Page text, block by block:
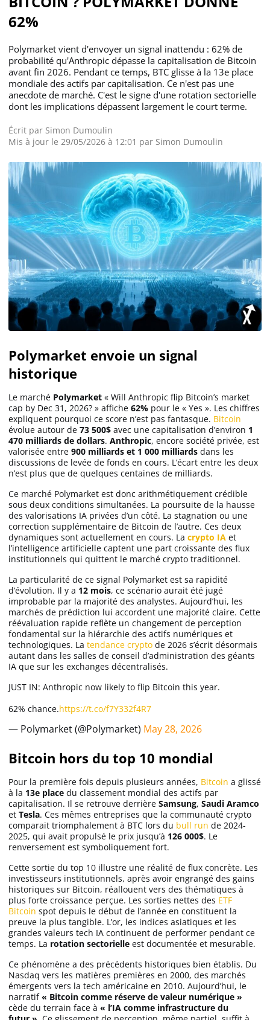
62%
Polymarket vient d'envoyer un signal inattendu : 62% de
probabilité qu'Anthropic dépasse la capitalisation de Bitcoin
avant fin 2026. Pendant ce temps, BTC glisse à la 13e place
mondiale des actifs par capitalisation. Ce n'est pas une
anecdote de marché. C'est le signe d'une rotation sectorielle
dont les implications dépassent largement le court terme.
Écrit par Simon Dumoulin
Mis à jour le 29/05/2026 à 12:01 par Simon Dumoulin
Polymarket envoie un signal
historique
Le marché Polymarket « Will Anthropic flip Bitcoin’s market
cap by Dec 31, 2026? » affiche 62% pour le « Yes ». Les chiffres
expliquent pourquoi ce score n’est pas fantasque. Bitcoin
évolue autour de 73 500$ avec une capitalisation d’environ 1
470 milliards de dollars. Anthropic, encore société privée, est
valorisée entre 900 milliards et 1 000 milliards dans les
discussions de levée de fonds en cours. L’écart entre les deux
n’est plus que de quelques centaines de milliards.
Ce marché Polymarket est donc arithmétiquement crédible
sous deux conditions simultanées. La poursuite de la hausse
des valorisations IA privées d’un côté. La stagnation ou une
correction supplémentaire de Bitcoin de l’autre. Ces deux
dynamiques sont actuellement en cours. La crypto IA et
l’intelligence artificielle captent une part croissante des flux
institutionnels qui quittent le marché crypto traditionnel.
La particularité de ce signal Polymarket est sa rapidité
d’évolution. Il y a 12 mois, ce scénario aurait été jugé
improbable par la majorité des analystes. Aujourd’hui, les
marchés de prédiction lui accordent une majorité claire. Cette
réévaluation rapide reflète un changement de perception
fondamental sur la hiérarchie des actifs numériques et
technologiques. La tendance crypto de 2026 s’écrit désormais
autant dans les salles de conseil d’administration des géants
IA que sur les exchanges décentralisés.
JUST IN: Anthropic now likely to flip Bitcoin this year.
62% chance.https://t.co/f7Y332f4R7
— Polymarket (@Polymarket) May 28, 2026
Bitcoin hors du top 10 mondial
Pour la première fois depuis plusieurs années, Bitcoin a glissé
à la 13e place du classement mondial des actifs par
capitalisation. Il se retrouve derrière Samsung, Saudi Aramco
et Tesla. Ces mêmes entreprises que la communauté crypto
comparait triomphalement à BTC lors du bull run de 2024-
2025, qui avait propulsé le prix jusqu’à 126 000$. Le
renversement est symboliquement fort.
Cette sortie du top 10 illustre une réalité de flux concrète. Les
investisseurs institutionnels, après avoir engrangé des gains
historiques sur Bitcoin, réallouent vers des thématiques à
plus forte croissance perçue. Les sorties nettes des ETF
Bitcoin spot depuis le début de l’année en constituent la
preuve la plus tangible. L’or, les indices asiatiques et les
grandes valeurs tech IA continuent de performer pendant ce
temps. La rotation sectorielle est documentée et mesurable.
Ce phénomène a des précédents historiques bien établis. Du
Nasdaq vers les matières premières en 2000, des marchés
émergents vers la tech américaine en 2010. Aujourd’hui, le
narratif« Bitcoin comme réserve de valeur numérique »
cède du terrain face à « l’IA comme infrastructure du